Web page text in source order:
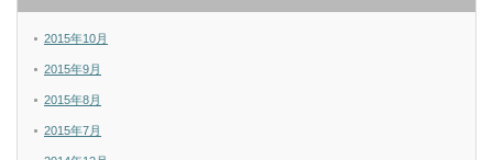
2015年10月
2015年9月
2015年8月
2015年7月